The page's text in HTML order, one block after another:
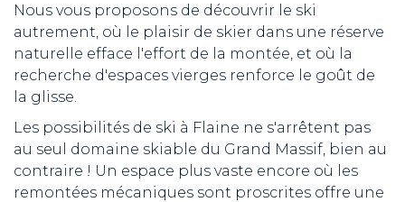
Nous vous proposons de découvrir le ski
autrement, où le plaisir de skier dans une réserve
naturelle efface l'effort de la montée, et où la
recherche d'espaces vierges renforce le goût de
la glisse.
Les possibilités de ski à Flaine ne s'arrêtent pas
au seul domaine skiable du Grand Massif, bien au
contraire ! Un espace plus vaste encore où les
remontées mécaniques sont proscrites offre une